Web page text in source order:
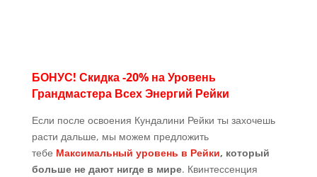
БОНУС! Скидка -20% на Уровень
Грандмастера Всех Энергий Рейки
Если после освоения Кундалини Рейки ты захочешь
расти дальше, мы можем предложить
тебе Максимальный уровень в Рейки, который
больше не дают нигде в мире. Квинтессенция